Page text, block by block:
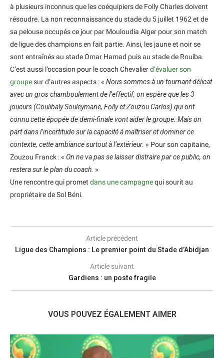
à plusieurs inconnus que les coéquipiers de Folly Charles doivent
résoudre. La non reconnaissance du stade du 5 juillet 1962 et de
sa pelouse occupés ce jour par Mouloudia Alger pour son match
de ligue des champions en fait partie. Ainsi, les jaune et noir se
sont entraînés au stade Omar Hamad puis au stade de Rouiba.
C’est aussi l’occasion pour le coach Chevalierd’évaluer son
groupesur d’autres aspects : « Nous sommes à un tournant délicat
avec un gros chamboulement de l’effectif, on espère que les 3
joueurs (Coulibaly Souleymane, Folly et Zouzou Carlos) qui ont
connu cette épopée de demi-finale vont aider le groupe. Mais on
part dans l’incertitude sur la capacité à maîtriser et dominer ce
contexte, cette ambiance surtout à l’extérieur. » Pour son capitaine,
Zouzou Franck : « On ne va pas se laisser distraire par ce public, on
restera sur le plan du coach. »
Une rencontre qui promet dans une campagnequi sourit au
propriétaire de Sol Béni.
Article précédent
Ligue des Champions : Le premier point du Stade d’Abidjan
Article suivant
Gardiens : un poste fragile
VOUS POUVEZ ÉGALEMENT AIMER